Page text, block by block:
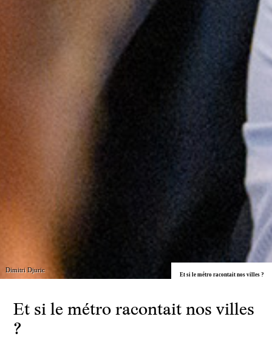
Et si le métro racontait nos villes ?
Et si le métro racontait nos villes
?